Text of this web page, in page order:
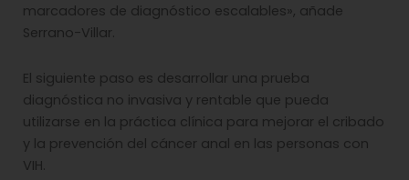
marcadores de diagnóstico escalables», añade
Serrano-Villar.
El siguiente paso es desarrollar una prueba
diagnóstica no invasiva y rentable que pueda
utilizarse en la práctica clínica para mejorar el cribado
y la prevención del cáncer anal en las personas con
VIH.